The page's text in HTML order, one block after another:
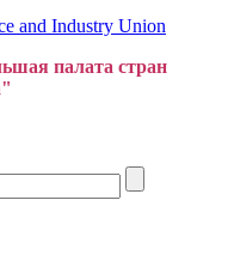
and Industry Union
палата стран